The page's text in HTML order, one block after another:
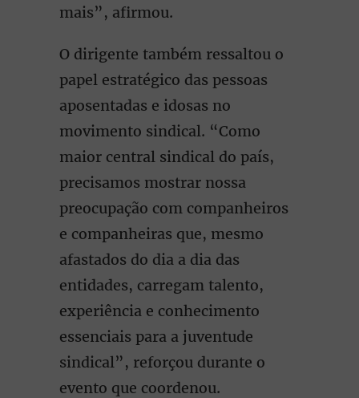
mais”, afirmou.
O dirigente também ressaltou o
papel estratégico das pessoas
aposentadas e idosas no
movimento sindical. “Como
maior central sindical do país,
precisamos mostrar nossa
preocupação com companheiros
e companheiras que, mesmo
afastados do dia a dia das
entidades, carregam talento,
experiência e conhecimento
essenciais para a juventude
sindical”, reforçou durante o
evento que coordenou.